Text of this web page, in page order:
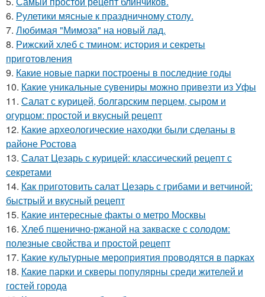
6. Рулетики мясные к праздничному столу.
7. Любимая "Мимоза" на новый лад.
8. Рижский хлеб с тмином: история и секреты
приготовления
9. Какие новые парки построены в последние годы
10. Какие уникальные сувениры можно привезти из Уфы
11. Салат с курицей, болгарским перцем, сыром и
огурцом: простой и вкусный рецепт
12. Какие археологические находки были сделаны в
районе Ростова
13. Салат Цезарь с курицей: классический рецепт с
секретами
14. Как приготовить салат Цезарь с грибами и ветчиной:
быстрый и вкусный рецепт
15. Какие интересные факты о метро Москвы
16. Хлеб пшенично-ржаной на закваске с солодом:
полезные свойства и простой рецепт
17. Какие культурные мероприятия проводятся в парках
18. Какие парки и скверы популярны среди жителей и
гостей города